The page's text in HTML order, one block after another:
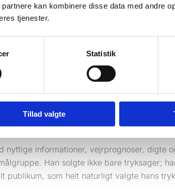
kan kombinere disse data med andre
tjenester.
Statistik
Tillad valgte
der skete for snart 300 år siden.
content marketer?
T). En af de første og mest berømte var
sin årlige "Poor Richard's Almanack" for at
nyttige informationer, vejrprognoser, digte
Han solgte ikke bare tryksager;
som helt naturligt valgte hans